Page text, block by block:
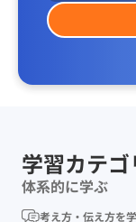
学習カテゴ
体系的に学ぶ
考え方・伝え方を